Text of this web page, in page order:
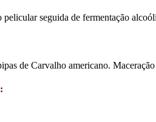
pelicular seguida de fermentação
de Carvalho americano.